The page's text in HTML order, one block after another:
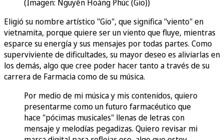
(Imagen: Nguyễn Hoàng Phúc (Gio))
Eligió su nombre artístico "Gio", que significa "viento" en
vietnamita, porque quiere ser un viento que fluye, mientras
esparce su energía y sus mensajes por todas partes. Como
superviviente de dificultades, su mayor deseo es aliviarlas en
los demás, algo que cree poder hacer tanto a través de su
carrera de Farmacia como de su música.
Por medio de mi música y mis contenidos, quiero
presentarme como un futuro farmacéutico que
hace "pócimas musicales" llenas de letras con
mensaje y melodías pegadizas. Quiero revisar mi